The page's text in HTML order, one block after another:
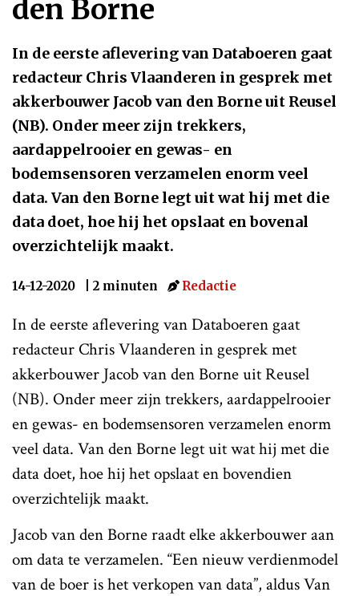
den Borne
In de eerste aflevering van Databoeren gaat
redacteur Chris Vlaanderen in gesprek met
akkerbouwer Jacob van den Borne uit Reusel
(NB). Onder meer zijn trekkers,
aardappelrooier en gewas- en
bodemsensoren verzamelen enorm veel
data. Van den Borne legt uit wat hij met die
data doet, hoe hij het opslaat en bovenal
overzichtelijk maakt.
14-12-2020 | 2 minuten Redactie
In de eerste aflevering van Databoeren gaat
redacteur Chris Vlaanderen in gesprek met
akkerbouwer Jacob van den Borne uit Reusel
(NB). Onder meer zijn trekkers, aardappelrooier
en gewas- en bodemsensoren verzamelen enorm
veel data. Van den Borne legt uit wat hij met die
data doet, hoe hij het opslaat en bovendien
overzichtelijk maakt.
Jacob van den Borne raadt elke akkerbouwer aan
om data te verzamelen. “Een nieuw verdienmodel
van de boer is het verkopen van data”, aldus Van